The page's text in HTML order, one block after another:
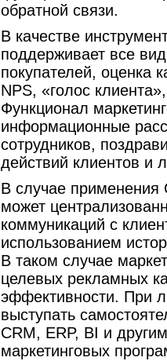
обратной связи.
В качестве
поддерживает все
покупателей, оценка
NPS, «голос
Функционал
информационные
сотрудников,
действий клиентов и
В случае
может
коммуникаций с
использованием
В таком случае
целевых рекламных
эффективности. При
выступать
CRM, ERP, BI и
маркетинговых